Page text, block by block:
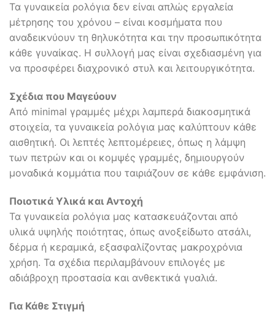
Τα γυναικεία ρολόγια δεν είναι απλώς εργαλεία
μέτρησης του χρόνου – είναι κοσμήματα που
αναδεικνύουν τη θηλυκότητα και την προσωπικότητα
κάθε γυναίκας. Η συλλογή μας είναι σχεδιασμένη για
να προσφέρει διαχρονικό στυλ και λειτουργικότητα.
Σχέδια που Μαγεύουν
Από minimal γραμμές μέχρι λαμπερά διακοσμητικά
στοιχεία, τα γυναικεία ρολόγια μας καλύπτουν κάθε
αισθητική. Οι λεπτές λεπτομέρειες, όπως η λάμψη
των πετρών και οι κομψές γραμμές, δημιουργούν
μοναδικά κομμάτια που ταιριάζουν σε κάθε εμφάνιση.
Ποιοτικά Υλικά και Αντοχή
Τα γυναικεία ρολόγια μας κατασκευάζονται από
υλικά υψηλής ποιότητας, όπως ανοξείδωτο ατσάλι,
δέρμα ή κεραμικά, εξασφαλίζοντας μακροχρόνια
χρήση. Τα σχέδια περιλαμβάνουν επιλογές με
αδιάβροχη προστασία και ανθεκτικά γυαλιά.
Για Κάθε Στιγμή